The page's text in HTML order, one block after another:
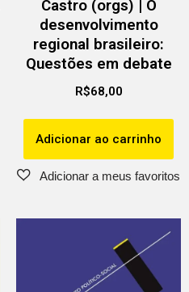
Castro (orgs) | O
desenvolvimento
regional brasileiro:
Questões em debate
R$68,00
Adicionar ao carrinho